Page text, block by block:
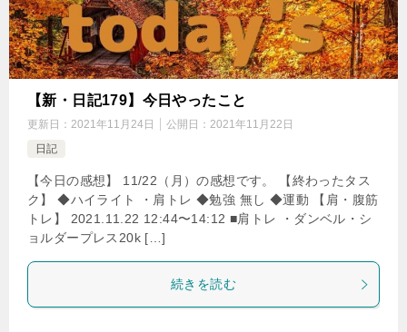
【新・日記179】今日やったこと
更新日： 2021年11月24日 公開日： 2021年11月22日
日記
【今日の感想】 11/22（月）の感想です。 【終わったタス
ク】 ◆ハイライト ・肩トレ ◆勉強 無し ◆運動 【肩・腹筋
トレ】 2021.11.22 12:44〜14:12 ■肩トレ ・ダンベル・シ
ョルダープレス20k […]
続きを読む